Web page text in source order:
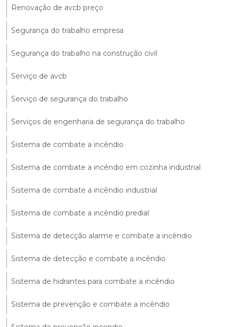
Renovação de avcb preço
Segurança do trabalho empresa
Segurança do trabalho na construção civil
Serviço de avcb
Serviço de segurança do trabalho
Serviços de engenharia de segurança do trabalho
Sistema de combate a incêndio
Sistema de combate a incêndio em cozinha industrial
Sistema de combate a incêndio industrial
Sistema de combate a incêndio predial
Sistema de detecção alarme e combate a incêndio
Sistema de detecção e combate a incêndio
Sistema de hidrantes para combate a incêndio
Sistema de prevenção e combate a incêndio